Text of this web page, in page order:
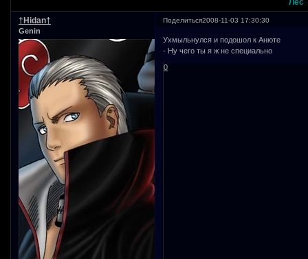
Лес
Поделиться2008-11-03 17:30:30
†Нidan†
Genin
Ухмыльнулся и подошол к Анюте
- Ну чего ты я ж не специально
0